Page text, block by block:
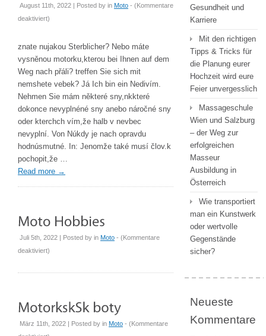
August 11th, 2022 | Posted by in Moto - (Kommentare
deaktiviertfür
von
)
znate nujakou Sterblicher? Nebo máte
vysněnou motorku,kterou bei Ihnen auf dem
Weg nach přáli? treffen Sie sich mit
nemshete vebek? Já Ich bin ein Nedivím.
Nehmen Sie mám některé sny,nkkteré
dokonce nevyplnéné sny anebo náročné sny
oder kterchch vím,že halb v nevbec
nevyplní. Von Núkdy je nach opravdu
hodnúsmutné. In: Jenomže také musí člov.k
pochopit,že …
Read more →
Juli 5th, 2022 | Posted by in Moto - (Kommentare
deaktiviertfür
Hobbies
)
März 11th, 2022 | Posted by in Moto - (Kommentare
Gesundheit und
Karriere
Mit den richtigen
Tipps & Tricks für
die Planung eurer
Hochzeit wird eure
Feier unvergesslich
Massageschule
Wien und Salzburg
– der Weg zur
erfolgreichen
Masseur
Ausbildung in
Österreich
Wie transportiert
man ein Kunstwerk
oder wertvolle
Gegenstände
sicher?
Neueste
Kommentare